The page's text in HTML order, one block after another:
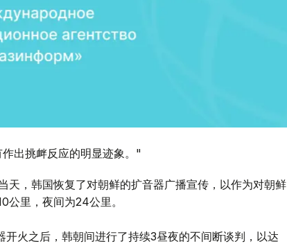
出挑衅反应的明显迹象。"
天，韩国恢复了对朝鲜的扩音器广播宣传，以作为对朝鲜
公里，夜间为24公里。
火之后，韩朝间进行了持续3昼夜的不间断谈判，以达